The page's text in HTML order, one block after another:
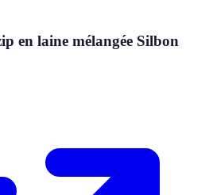
en laine mélangée Silbon